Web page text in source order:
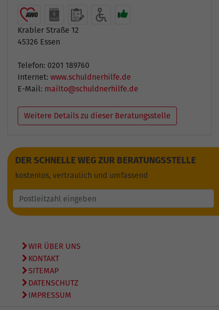
Krabler Straße 12
45326 Essen
Telefon: 0201 189760
Internet: www.schuldnerhilfe.de
E-Mail: mailto@schuldnerhilfe.de
Weitere Details zu dieser Beratungsstelle
DER SCHNELLE WEG ZUR BERATUNGSSTELLE
kostenlos, vertraulich und umfassend
WIR ÜBER UNS
KONTAKT
SITEMAP
DATENSCHUTZ
IMPRESSUM